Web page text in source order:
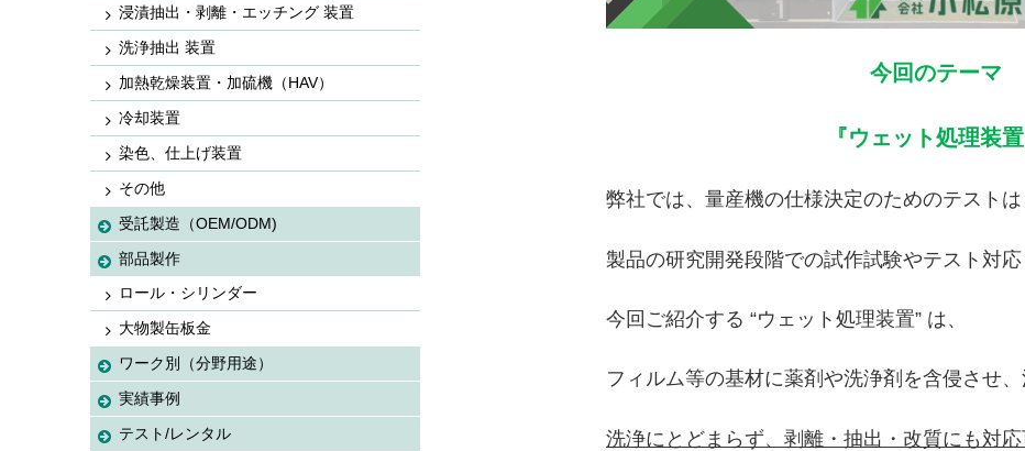
今回のテーマ
『ウェット処理装置
弊社では、量産機の仕様決定のためのテストは
製品の研究開発段階での試作試験やテスト対応
今回ご紹介する “ウェット処理装置” は、
フィルム等の基材に薬剤や洗浄剤を含侵させ、
洗浄にとどまらず、剥離・抽出・改質にも対
浸漬抽出・剥離・エッチング 装置
洗浄抽出 装置
加熱乾燥装置・加硫機（HAV）
冷却装置
染色、仕上げ装置
その他
受託製造（OEM/ODM)
部品製作
ロール・シリンダー
大物製缶板金
ワーク別（分野用途）
実績事例
テスト/レンタル